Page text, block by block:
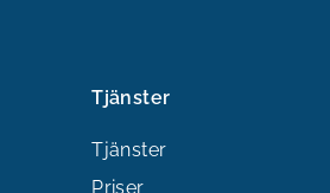
Tjänster
Tjänster
Priser